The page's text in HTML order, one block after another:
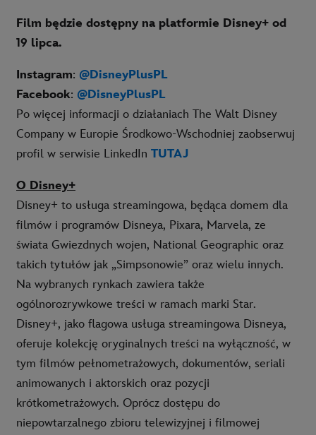
Film będzie dostępny na platformie Disney+ od
19 lipca.
Instagram: @DisneyPlusPL
Facebook: @DisneyPlusPL
Po więcej informacji o działaniach The Walt Disney
Company w Europie Środkowo-Wschodniej zaobserwuj
profil w serwisie LinkedIn TUTAJ
O Disney+
Disney+ to usługa streamingowa, będąca domem dla
filmów i programów Disneya, Pixara, Marvela, ze
świata Gwiezdnych wojen, National Geographic oraz
takich tytułów jak „Simpsonowie” oraz wielu innych.
Na wybranych rynkach zawiera także
ogólnorozrywkowe treści w ramach marki Star.
Disney+, jako flagowa usługa streamingowa Disneya,
oferuje kolekcję oryginalnych treści na wyłączność, w
tym filmów pełnometrażowych, dokumentów, seriali
animowanych i aktorskich oraz pozycji
krótkometrażowych. Oprócz dostępu do
niepowtarzalnego zbioru telewizyjnej i filmowej